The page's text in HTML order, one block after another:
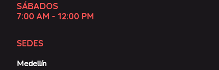
SÁBADOS
7:00 AM - 12:00 PM
SEDES
Medellín